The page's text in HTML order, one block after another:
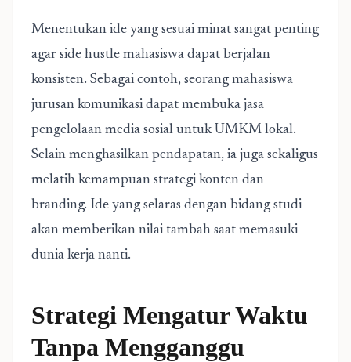
Menentukan ide yang sesuai minat sangat penting
agar side hustle mahasiswa dapat berjalan
konsisten. Sebagai contoh, seorang mahasiswa
jurusan komunikasi dapat membuka jasa
pengelolaan media sosial untuk UMKM lokal.
Selain menghasilkan pendapatan, ia juga sekaligus
melatih kemampuan strategi konten dan
branding. Ide yang selaras dengan bidang studi
akan memberikan nilai tambah saat memasuki
dunia kerja nanti.
Strategi Mengatur Waktu
Tanpa Mengganggu